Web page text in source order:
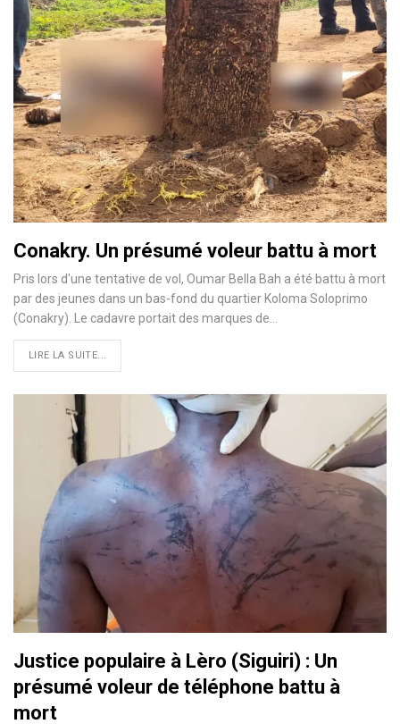
Conakry. Un présumé voleur battu à mort
Pris lors d'une tentative de vol, Oumar Bella Bah a été battu à mort
par des jeunes dans un bas-fond du quartier Koloma Soloprimo
(Conakry). Le cadavre portait des marques de…
LIRE LA SUITE...
Justice populaire à Lèro (Siguiri) : Un
présumé voleur de téléphone battu à
mort